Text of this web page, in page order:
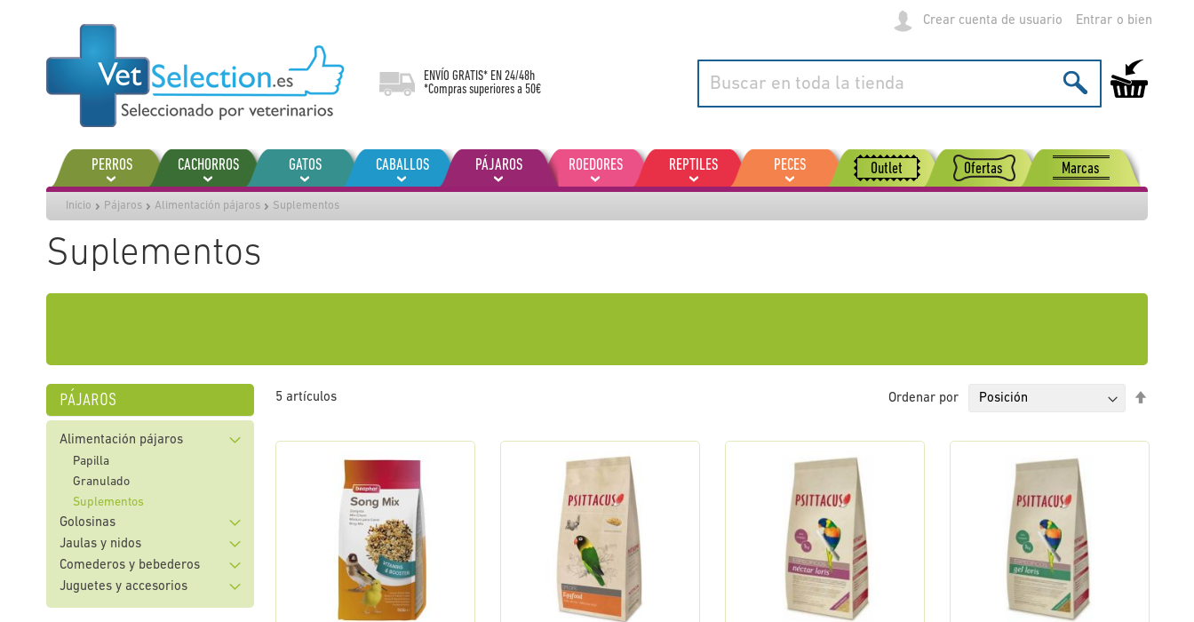
contenido
Crear cuenta de usuario Entrar
ENVÍO GRATIS* EN 24/48h
*Compras superiores a 50€
Mi carrito de
PERROS CACHORROS GATOS CABALLOS PÁJAROS ROEDORES REPTILES PECES Outlet Ofertas Marcas
Inicio Pájaros Alimentación pájaros Suplementos
Suplementos
5 artículos Ordenar por
pájaros
Alimentación pájaros
Papilla
Granulado
Suplementos
Golosinas
Jaulas y nidos
Comederos y bebederos
Juguetes y accesorios